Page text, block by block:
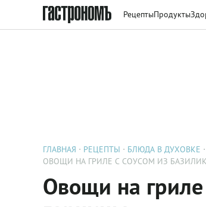
РецептыПродукты
ГЛАВНАЯ РЕЦЕПТЫ
БЛЮДА В ДУХОВКЕ
ОВОЩИ НА ГРИЛЕ С СОУСОМ ИЗ
Овощи на